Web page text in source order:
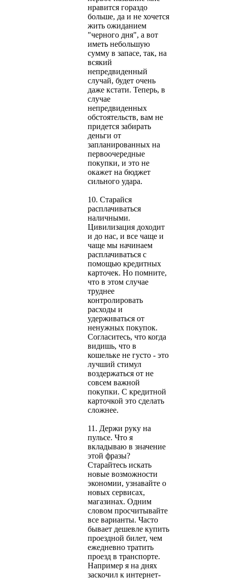
нравится гораздо
больше, да и не хочется
жить ожиданием
"черного дня", а вот
иметь небольшую
сумму в запасе, так, на
всякий
непредвиденный
случай, будет очень
даже кстати. Теперь, в
случае
непредвиденных
обстоятельств, вам не
придется забирать
деньги от
запланированных на
первоочередные
покупки, и это не
окажет на бюджет
сильного удара.
10. Старайся
расплачиваться
наличными.
Цивилизация доходит
и до нас, и все чаще и
чаще мы начинаем
расплачиваться с
помощью кредитных
карточек. Но помните,
что в этом случае
труднее
контролировать
расходы и
удерживаться от
ненужных покупок.
Согласитесь, что когда
видишь, что в
кошельке не густо - это
лучший стимул
воздержаться от не
совсем важной
покупки. С кредитной
карточкой это сделать
сложнее.
11. Держи руку на
пульсе. Что я
вкладываю в значение
этой фразы?
Старайтесь искать
новые возможности
экономии, узнавайте о
новых сервисах,
магазинах. Одним
словом просчитывайте
все варианты. Часто
бывает дешевле купить
проездной билет, чем
ежедневно тратить
проезд в транспорте.
Например я на днях
заскочил к интернет-